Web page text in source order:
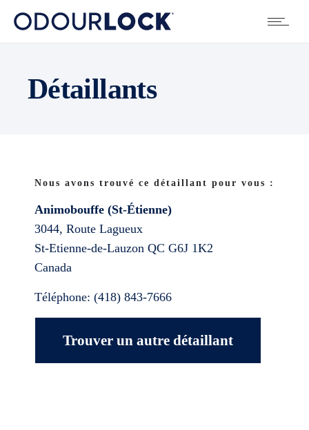
Détaillants
Nous avons trouvé ce détaillant pour vous :
Animobouffe (St-Étienne)
3044, Route Lagueux
St-Etienne-de-Lauzon QC G6J 1K2
Canada
Téléphone: (418) 843-7666
Trouver un autre détaillant